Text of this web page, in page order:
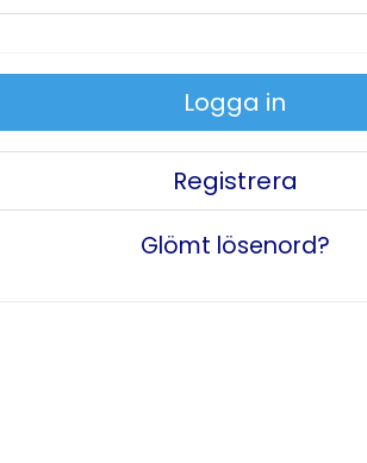
Logga in
Registrera
Glömt lösenord?